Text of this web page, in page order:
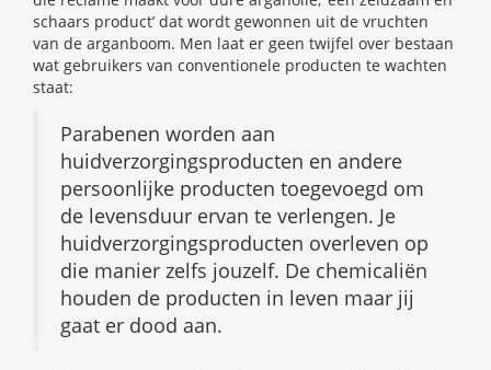
schaars product’ dat wordt gewonnen uit de vruchten
van de arganboom. Men laat er geen twijfel over bestaan
wat gebruikers van conventionele producten te wachten
staat:
Parabenen worden aan
huidverzorgingsproducten en andere
persoonlijke producten toegevoegd om
de levensduur ervan te verlengen. Je
huidverzorgingsproducten overleven op
die manier zelfs jouzelf. De chemicaliën
houden de producten in leven maar jij
gaat er dood aan.